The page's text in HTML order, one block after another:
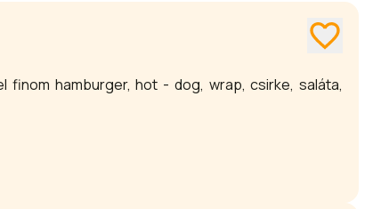
finom hamburger, hot - dog, wrap, csirke, saláta,